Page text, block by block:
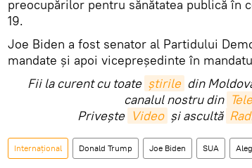
preocupărilor pentru sănătatea publică în
19.
Joe Biden a fost senator al Partidului
mandate şi apoi vicepreşedinte în
Fii la curent cu toate știrile din
canalul nostru din
Privește Video și ascultă
Internaţional Donald Trump Joe Biden SUA